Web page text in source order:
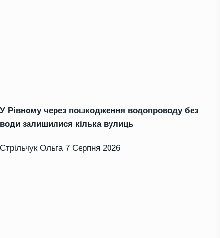
У Рівному через пошкодження водопроводу без
води залишилися кілька вулиць
Стрільчук Ольга 7 Серпня 2026